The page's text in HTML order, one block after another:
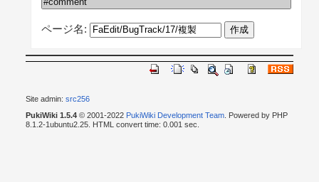
ページ名:
Site admin: src256
PukiWiki 1.5.4© 2001-2022 PukiWiki Development Team. Powered by PHP
8.1.2-1ubuntu2.25. HTML convert time: 0.001 sec.